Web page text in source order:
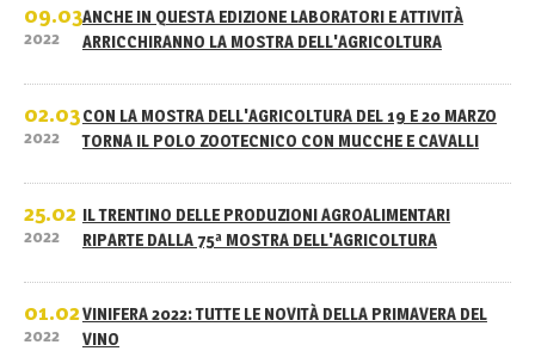
09.03
2022
ANCHE IN QUESTA EDIZIONE LABORATORI E ATTIVITÀ
ARRICCHIRANNO LA MOSTRA DELL'AGRICOLTURA
02.03
2022
CON LA MOSTRA DELL'AGRICOLTURA DEL 19 E 20 MARZO
TORNA IL POLO ZOOTECNICO CON MUCCHE E CAVALLI
25.02
2022
IL TRENTINO DELLE PRODUZIONI AGROALIMENTARI
RIPARTE DALLA 75ª MOSTRA DELL'AGRICOLTURA
01.02
2022
VINIFERA 2022: TUTTE LE NOVITÀ DELLA PRIMAVERA DEL
VINO